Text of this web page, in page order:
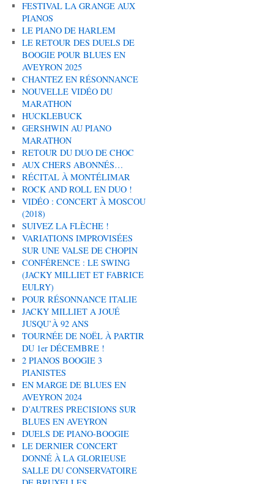
FESTIVAL LA GRANGE AUX
PIANOS
LE PIANO DE HARLEM
LE RETOUR DES DUELS DE
BOOGIE POUR BLUES EN
AVEYRON 2025
CHANTEZ EN RÉSONNANCE
NOUVELLE VIDÉO DU
MARATHON
HUCKLEBUCK
GERSHWIN AU PIANO
MARATHON
RETOUR DU DUO DE CHOC
AUX CHERS ABONNÉS…
RÉCITAL À MONTÉLIMAR
ROCK AND ROLL EN DUO !
VIDÉO : CONCERT À MOSCOU
(2018)
SUIVEZ LA FLÈCHE !
VARIATIONS IMPROVISÉES
SUR UNE VALSE DE CHOPIN
CONFÉRENCE : LE SWING
(JACKY MILLIET ET FABRICE
EULRY)
POUR RÉSONNANCE ITALIE
JACKY MILLIET A JOUÉ
JUSQU’À 92 ANS
TOURNÉE DE NOËL À PARTIR
DU 1er DÉCEMBRE !
2 PIANOS BOOGIE 3
PIANISTES
EN MARGE DE BLUES EN
AVEYRON 2024
D’AUTRES PRECISIONS SUR
BLUES EN AVEYRON
DUELS DE PIANO-BOOGIE
LE DERNIER CONCERT
DONNÉ À LA GLORIEUSE
SALLE DU CONSERVATOIRE